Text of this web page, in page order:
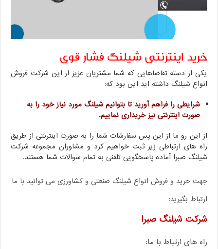
خرید اینترنتی شیلنگ فشار قوی
یکی از دسته تقاضاهایی که شما مشتریان عزیز از این شرکت فروش
انواع شیلنگ داشته اید این بود که:
شرایطی را فراهم آورید تا بتوانیم شیلنگ مورد نیاز خود را به
صورت اینترنتی نیز خریداری نماییم.
از این رو ما از این پس سفارشات شما را به صورت اینترنتی از طریق
راه های ارتباطی زیر ثبت خواهیم کرد و مشاوران مجموعه شرکت
شیلنگ صبرا آماده پاسخگویی تلفنی به تمام سوالات شما هستند.
جهت خرید و فروش انواع شیلنگ صنعتی و کشاورزی می توانید با ما
ارتباط بگیرید:
شرکت شیلنگ صبرا
راه های ارتباط با ما: